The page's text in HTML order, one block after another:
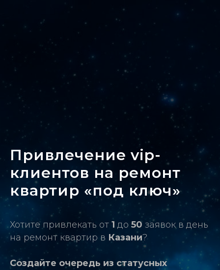
Привлечение vip-
клиентов на ремонт
квартир «под ключ»
Хотите привлекать от 1 до 50 заявок в день
на ремонт квартир в Казани?
Создайте очередь из статусных